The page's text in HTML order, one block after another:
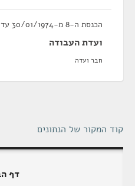
הכנסת ה-8 מ-30/01/1974 עד 13/06/1977
ועדת העבודה
חבר ועדה
קוד המקור של הנתונים
דף